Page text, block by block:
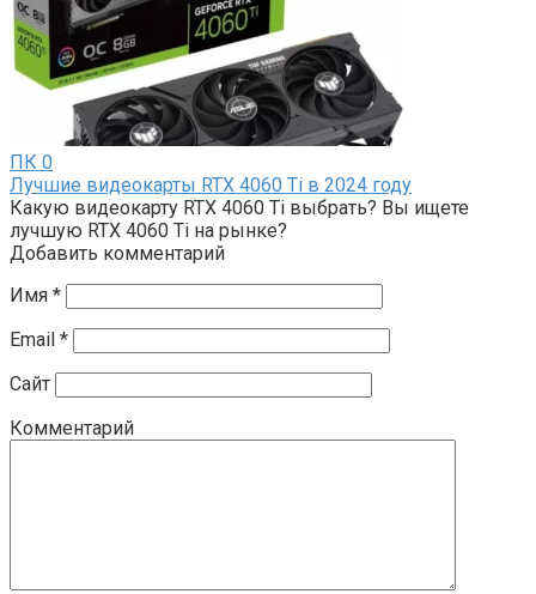
ПК 0
Лучшие видеокарты RTX 4060 Ti в 2024 году
Какую видеокарту RTX 4060 Ti выбрать? Вы ищете
лучшую RTX 4060 Ti на рынке?
Добавить комментарий
Имя *
Email *
Сайт
Комментарий